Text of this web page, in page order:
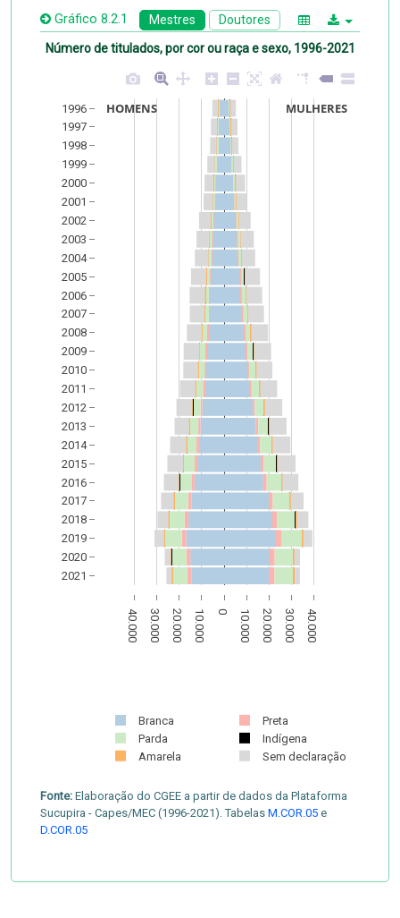
Gráfico 8.2.1 Mestres Doutores
Número de titulados, por cor ou raça e sexo, 1996-2021
40.000 30.000 20.000 10.000 0 10.000 20.000 30.000 40.000
2021
2020
2019
2018
2017
2016
2015
2014
2013
2012
2011
2010
2009
2008
2007
2006
2005
2004
2003
2002
2001
2000
1999
1998
1997
1996
Branca
Preta
Parda
Indígena
Amarela
Sem declaração
HOMENS MULHERES
Fonte: Elaboração do CGEE a partir de dados da Plataforma
Sucupira - Capes/MEC (1996-2021). Tabelas M.COR.05 e
D.COR.05